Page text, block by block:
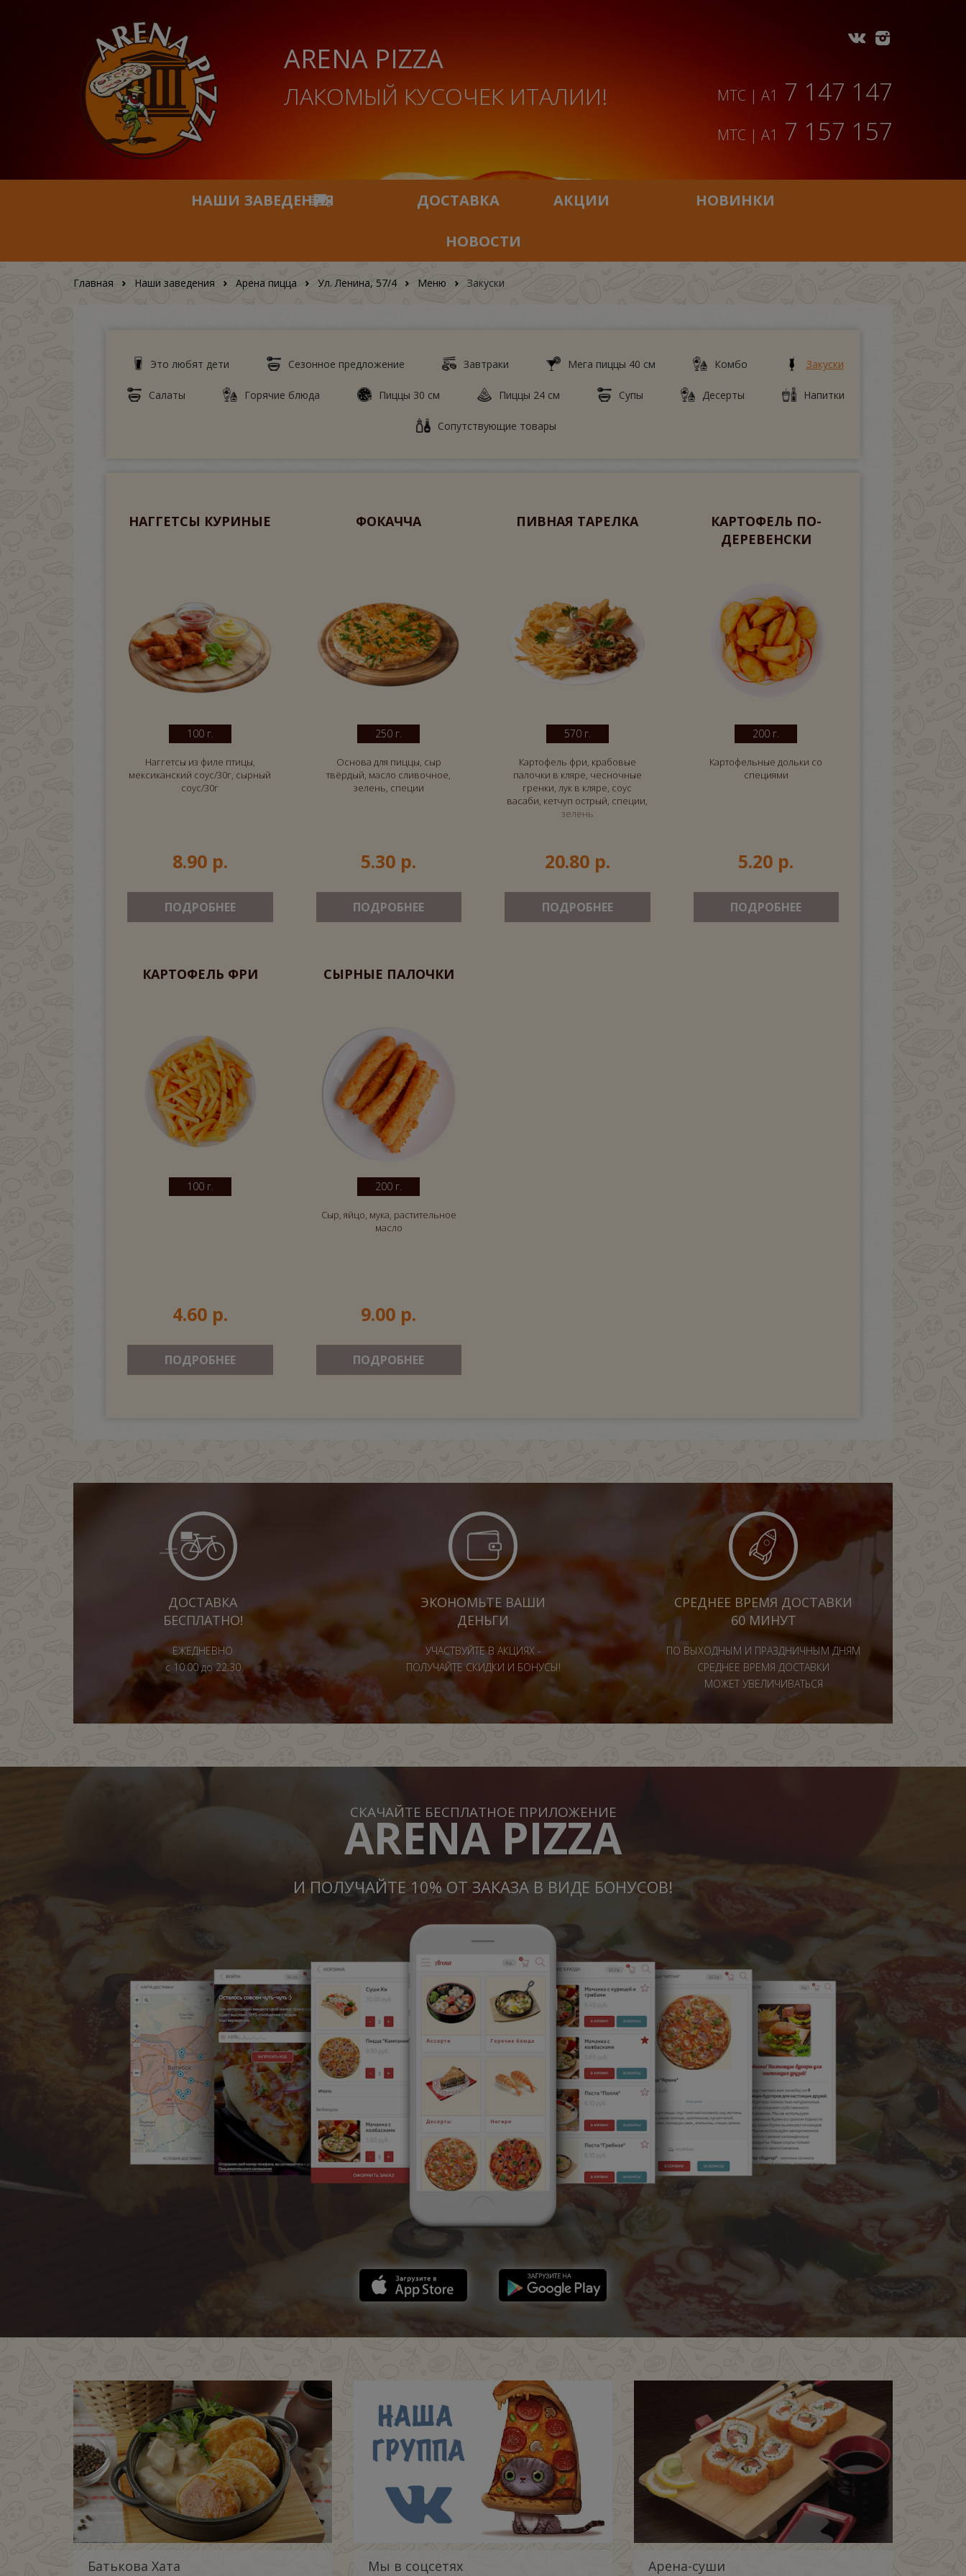
ARENA PIZZA
ЛАКОМЫЙ КУСОЧЕК ИТАЛИИ! МТС | A1 7 147 147
МТС | A1 7 157 157
НАШИ ЗАВЕДЕНИЯ ДОСТАВКА АКЦИИ НОВИНКИ
НОВОСТИ
Главная Наши заведения Арена пицца Ул. Ленина, 57/4 Меню Закуски
Это любят дети Сезонное предложение Завтраки Мега пиццы 40 см Комбо Закуски
Салаты Горячие блюда Пиццы 30 см Пиццы 24 см Супы Десерты Напитки
Сопутствующие товары
НАГГЕТСЫ КУРИНЫЕ
100 г.
Наггетсы из филе птицы,
мексиканский соус/30г, сырный
соус/30г
8.90 р.
ПОДРОБНЕЕ
ФОКАЧЧА
250 г.
Основа для пиццы, сыр
твёрдый, масло сливочное,
зелень, специи
5.30 р.
ПОДРОБНЕЕ
ПИВНАЯ ТАРЕЛКА
570 г.
Картофель фри, крабовые
палочки в кляре, чесночные
гренки, лук в кляре, соус
васаби, кетчуп острый, специи,
зелень
20.80 р.
ПОДРОБНЕЕ
КАРТОФЕЛЬ ПО-
ДЕРЕВЕНСКИ
200 г.
Картофельные дольки со
специями
5.20 р.
ПОДРОБНЕЕ
КАРТОФЕЛЬ ФРИ
100 г.
4.60 р.
ПОДРОБНЕЕ
СЫРНЫЕ ПАЛОЧКИ
200 г.
Сыр, яйцо, мука, растительное
масло
9.00 р.
ПОДРОБНЕЕ
ДОСТАВКА
БЕСПЛАТНО!
ЕЖЕДНЕВНО
с 10:00 до 22:30
ЭКОНОМЬТЕ ВАШИ
ДЕНЬГИ
УЧАСТВУЙТЕ В АКЦИЯХ -
ПОЛУЧАЙТЕ СКИДКИ И БОНУСЫ!
СРЕДНЕЕ ВРЕМЯ ДОСТАВКИ
60 МИНУТ
ПО ВЫХОДНЫМ И ПРАЗДНИЧНЫМ ДНЯМ
СРЕДНЕЕ ВРЕМЯ ДОСТАВКИ
МОЖЕТ УВЕЛИЧИВАТЬСЯ
СКАЧАЙТЕ БЕСПЛАТНОЕ ПРИЛОЖЕНИЕ
ARENA PIZZA
И ПОЛУЧАЙТЕ 10% ОТ ЗАКАЗА В ВИДЕ БОНУСОВ!
Батькова Хата Мы в соцсетях Арена-суши